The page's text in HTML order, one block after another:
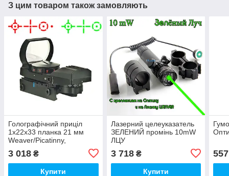
З цим товаром також замовляють
Голографічний приціл
1x22x33 планка 21 мм
Weaver/Picatinny,
3 018 ₴
Купити
Лазерний целеуказатель
ЗЕЛЕНИЙ промінь 10mW
ЛЦУ
3 718₴
Купити
557